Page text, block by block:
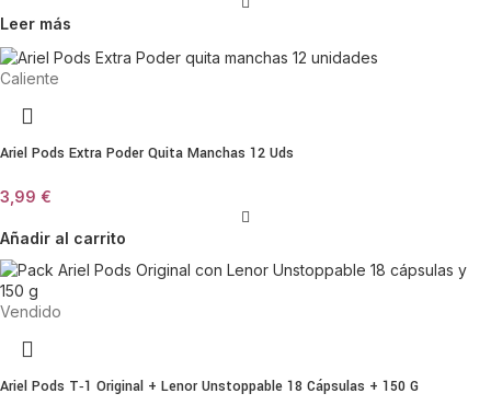
Leer más
Caliente
Ariel Pods Extra Poder Quita Manchas 12 Uds
3,99 €
Añadir al carrito
Vendido
Ariel Pods T‑1 Original + Lenor Unstoppable 18 Cápsulas + 150 G